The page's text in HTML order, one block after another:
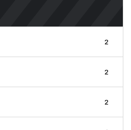
2
2
2